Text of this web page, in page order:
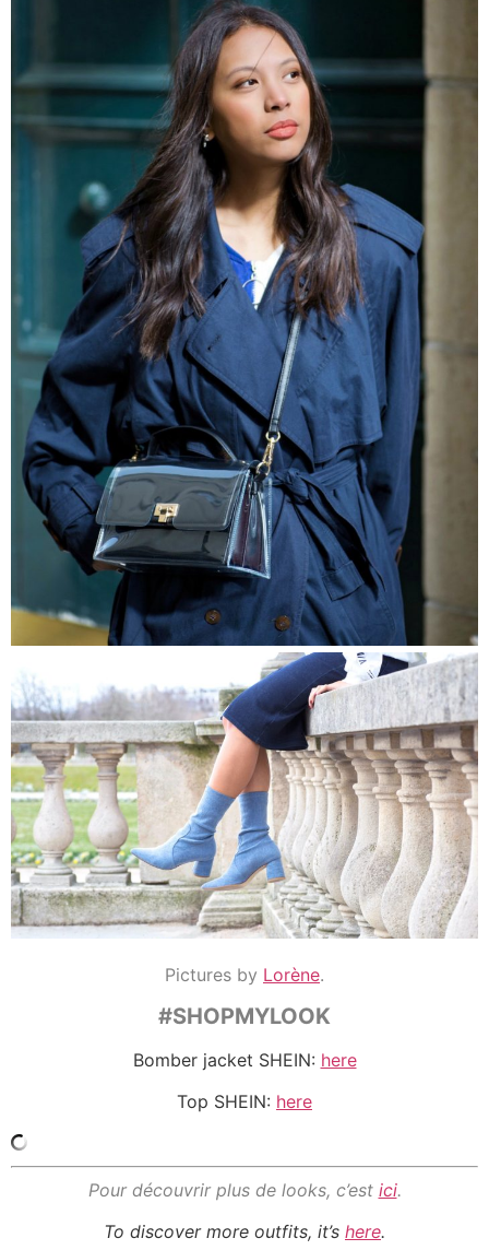
Pictures by Lorène.
#SHOPMYLOOK
Bomber jacket SHEIN: here
Top SHEIN: here
Pour découvrir plus de looks, c’est ici.
To discover more outfits, it’s here.